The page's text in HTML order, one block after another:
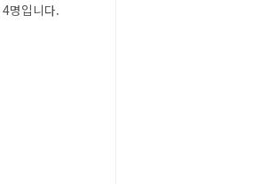
명입니다.